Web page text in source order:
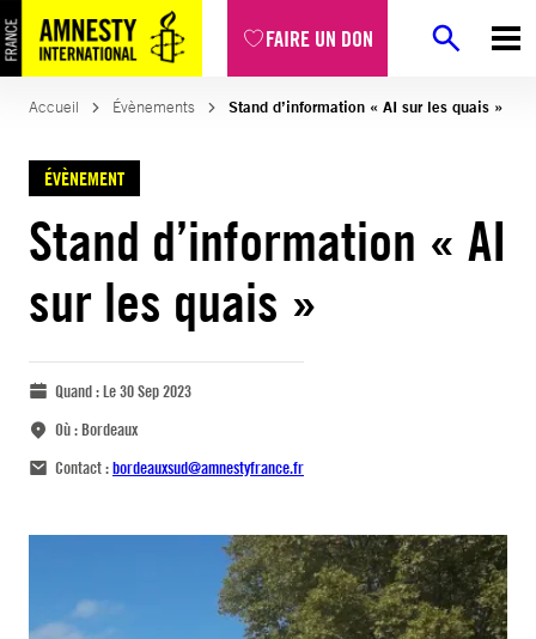
FAIRE UN DON
Accueil Évènements Stand d’information « AI sur les quais »
ÉVÈNEMENT
Stand d’information « AI
sur les quais »
Quand :Le 30 Sep 2023
Où :Bordeaux
Contact :bordeauxsud@amnestyfrance.fr